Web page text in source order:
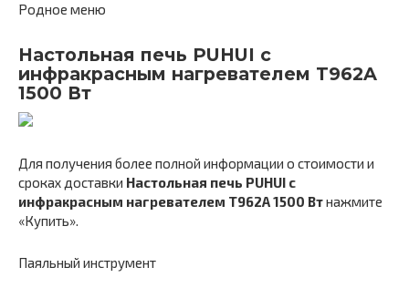
Родное меню
Настольная печь PUHUI с
инфракрасным нагревателем T962A
1500 Вт
Для получения более полной информации о стоимости и
сроках доставки Настольная печь PUHUI с
инфракрасным нагревателем T962A 1500 Втнажмите
«Купить».
Паяльный инструмент